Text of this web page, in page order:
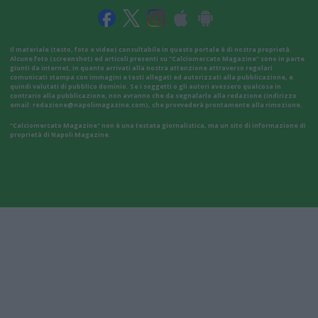
Il materiale (testo, foto e video) consultabile in questo portale è di nostra proprietà.
Alcune foto (screenshot) ed articoli presenti su "Calciomercato Magazine" sono in parte
giunti da internet, in quanto arrivati alla nostra attenzione attraverso regolari
comunicati stampa con immagini e testi allegati ed autorizzati alla pubblicazione, e
quindi valutati di pubblico dominio. Se i soggetti o gli autori avessero qualcosa in
contrario alla pubblicazione, non avranno che da segnalarlo alla redazione (indirizzo
email: redazione@napolimagazine.com), che provvederà prontamente alla rimozione.
"Calciomercato Magazine" non è una testata giornalistica, ma un sito di informazione di
proprietà di Napoli Magazine.